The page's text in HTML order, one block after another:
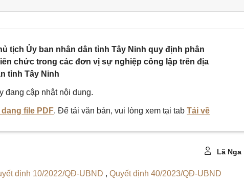
tịch Ủy ban nhân dân tỉnh Tây Ninh quy định phân
chức trong các đơn vị sự nghiệp công lập trên địa
tỉnh Tây Ninh
đang cập nhật nội dung.
file PDF. Để tải văn bản, vui lòng xem tại tab Tải về
Lã Nga
định 10/2022/QĐ-UBND , Quyết định 40/2023/QĐ-UBND